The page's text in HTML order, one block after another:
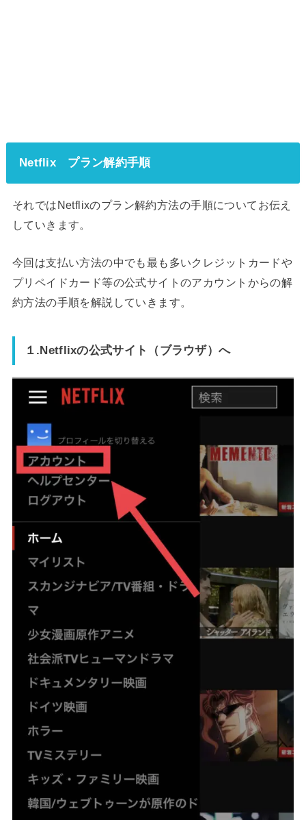
Netflix プラン解約手順
それではNetflixのプラン解約方法の手順についてお伝え
していきます。
今回は支払い方法の中でも最も多いクレジットカードや
プリペイドカード等の公式サイトのアカウントからの解
約方法の手順を解説していきます。
１.Netflixの公式サイト（ブラウザ）へ